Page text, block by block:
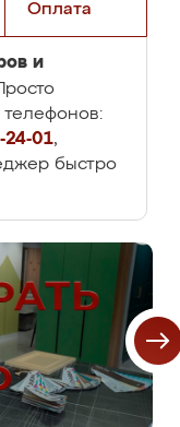
Оплата
и
24-01,
быстро